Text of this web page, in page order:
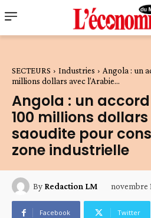
SECTEURS Industries
Angola : un
millions dollars avec l’Arabie...
Angola : un
100 millions
saoudite pour
zone industrielle
By Redaction LM novembre
Facebook Twitter